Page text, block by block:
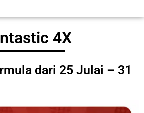
4X
dari 25 Julai – 31